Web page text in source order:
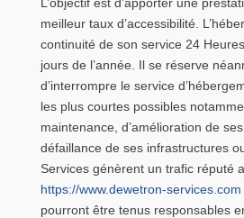
meilleur taux d’accessibilité.
continuité de son service 24
jours de l’année. Il se réserve
d’interrompre le service
les plus courtes possibles
maintenance, d’amélioration de
défaillance de ses infrastructures
Services génèrent un trafic réputé
https://www.dewetron-services.com
pourront être tenus responsables